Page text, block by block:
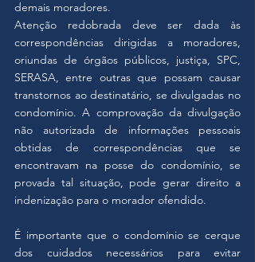
demais moradores.
Atenção redobrada deve ser dada às
correspondências dirigidas a moradores,
oriundas de órgãos públicos, justiça, SPC,
SERASA, entre outras que possam causar
transtornos ao destinatário, se divulgadas no
condomínio. A comprovação da divulgação
não autorizada de informações pessoais
obtidas de correspondências que se
encontravam na posse do condomínio, se
provada tal situação, pode gerar direito a
indenização para o morador ofendido.
É importante que o condomínio se cerque
dos cuidados necessários para evitar